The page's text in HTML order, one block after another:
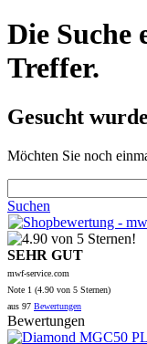
Die Suche
Treffer.
Gesucht
Möchten Sie noch
Suchen
SEHR GUT
mwf-service.com
Note 1 (4.90 von 5 Sternen)
aus 97 Bewertungen
Bewertungen